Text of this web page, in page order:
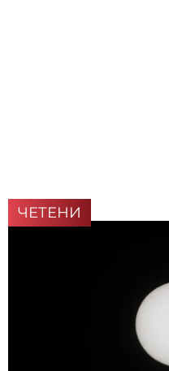
ЧЕТЕНИ